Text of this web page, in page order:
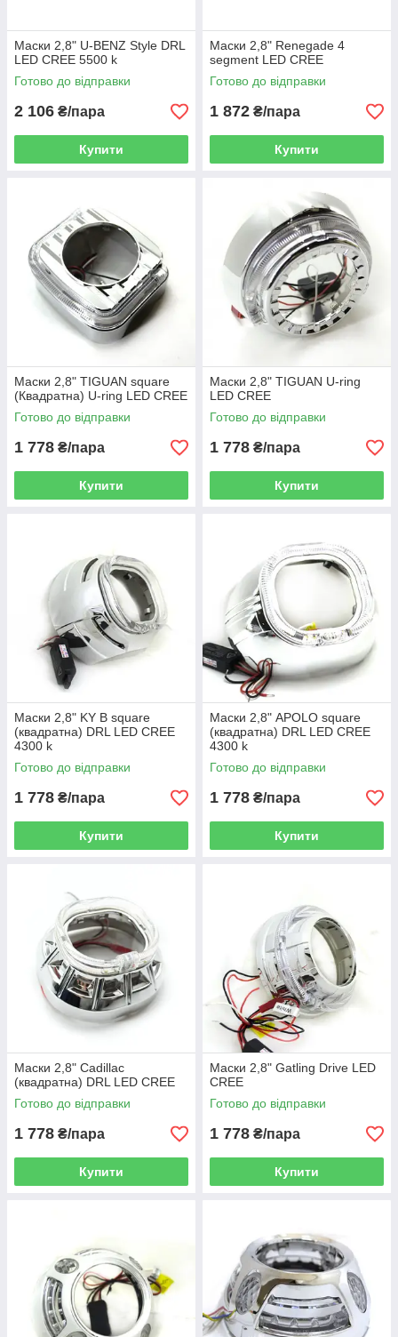
Маски 2,8" U-BENZ Style DRL
LED CREE 5500 k
Готово до відправки
2 106 ₴/пара
Купити
Маски 2,8" Renegade 4
segment LED CREE
Готово до відправки
1 872 ₴/пара
Купити
Маски 2,8" TIGUAN square
(Квадратна) U-ring LED CREE
Готово до відправки
1 778 ₴/пара
Купити
Маски 2,8" TIGUAN U-ring
LED CREE
Готово до відправки
1 778 ₴/пара
Купити
Маски 2,8" KY B square
(квадратна) DRL LED CREE
4300 k
Готово до відправки
1 778 ₴/пара
Купити
Маски 2,8" APOLO square
(квадратна) DRL LED CREE
4300 k
Готово до відправки
1 778 ₴/пара
Купити
Маски 2,8" Cadillac
(квадратна) DRL LED CREE
Готово до відправки
1 778 ₴/пара
Купити
Маски 2,8" Gatling Drive LED
CREE
Готово до відправки
1 778 ₴/пара
Купити